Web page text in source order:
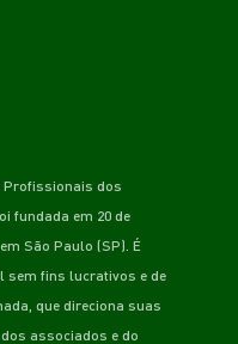
Profissionais dos
fundada em 20 de
São Paulo (SP). É
sem fins lucrativos e de
que direciona suas
associados e do